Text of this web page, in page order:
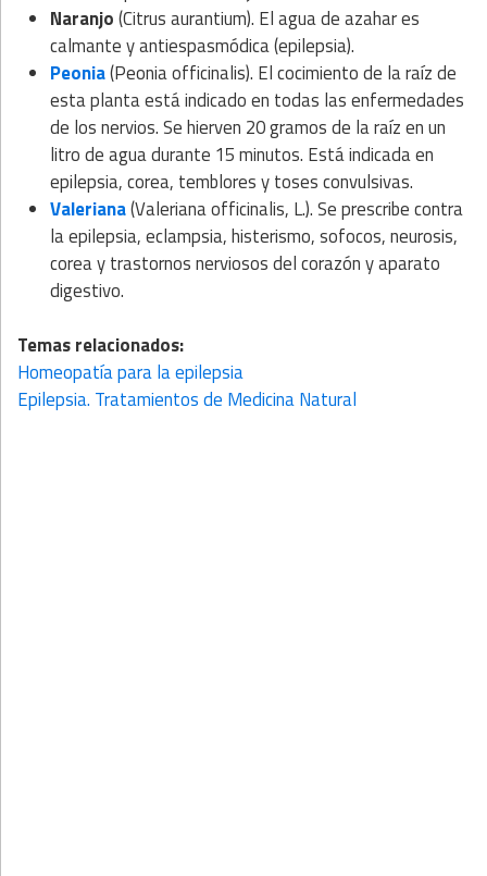
Naranjo(Citrus aurantium). El agua de azahar es
calmante y antiespasmódica (epilepsia).
Peonia(Peonia officinalis). El cocimiento de la raíz de
esta planta está indicado en todas las enfermedades
de los nervios. Se hierven 20 gramos de la raíz en un
litro de agua durante 15 minutos. Está indicada en
epilepsia, corea, temblores y toses convulsivas.
Valeriana(Valeriana officinalis, L.). Se prescribe contra
la epilepsia, eclampsia, histerismo, sofocos, neurosis,
corea y trastornos nerviosos del corazón y aparato
digestivo.
Temas relacionados:
Homeopatía para la epilepsia
Epilepsia. Tratamientos de Medicina Natural